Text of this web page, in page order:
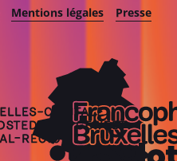
Mentions légales Presse